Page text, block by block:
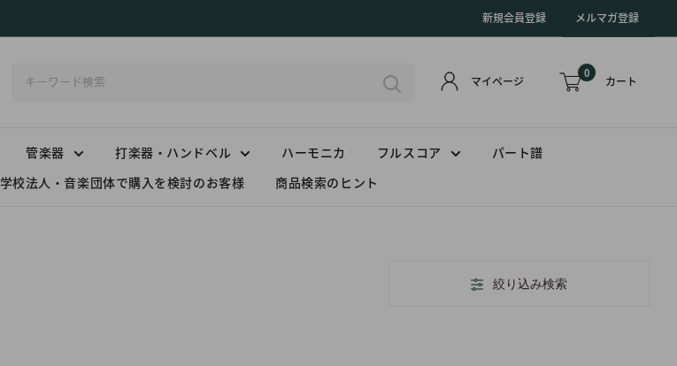
新規会員登録 メルマガ登録
マイページ
0
カート
管楽器 打楽器・ハンドベル ハーモニカ フルスコア
パート譜
学校法人・音楽団体で購入を検討のお客様 商品検索のヒント
絞り込み検索